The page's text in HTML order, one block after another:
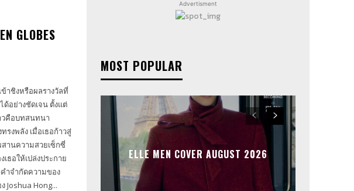
GLOBES
าชิงหรือผลรางวัลที่
อย่างชัดเจน ตั้งแต่
วคือบทสนทนา
สานความสวยเซ็กซี่
ธอให้เปล่งประกาย
ำจำกัดความของ
ากฏตัวครั้งแรกของ Joshua Hong...
Advertisment
MOST POPULAR
ELLE MEN COVER AUGUST 2026